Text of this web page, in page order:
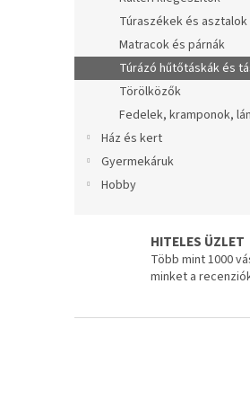
Túraszékek és asztalok
Matracok és párnák
Túrázó hűtőtáskák és
Törölközők
Fedelek, kramponok,
Ház és kert
Gyermekáruk
Hobby
HITELES ÜZLET
Több mint 1000
minket a